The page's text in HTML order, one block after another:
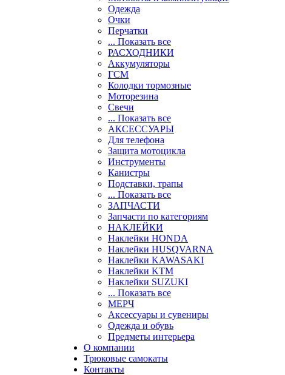
Одежда
Очки
Перчатки
... Показать все
РАСХОДНИКИ
Аккумуляторы
ГСМ
Колодки тормозные
Моторезина
Свечи
... Показать все
АКСЕССУАРЫ
Для телефона
Защита мотоцикла
Инструменты
Канистры
Подставки, трапы
... Показать все
ЗАПЧАСТИ
Запчасти по категориям
НАКЛЕЙКИ
Наклейки HONDA
Наклейки HUSQVARNA
Наклейки KAWASAKI
Наклейки KTM
Наклейки SUZUKI
... Показать все
МЕРЧ
Аксессуары и сувениры
Одежда и обувь
Предметы интерьера
О компании
Трюковые самокаты
Контакты